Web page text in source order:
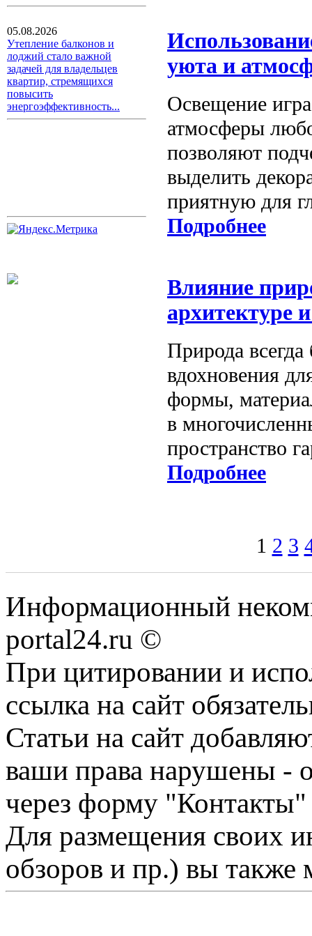
05.08.2026
Утепление балконов и
лоджий стало важной
задачей для владельцев
квартир, стремящихся
повысить
энергоэффективность...
уюта и
Освещение
атмосферы
позволяют
выделить
приятную для
Подробнее
Влияние
архитектуре
Природа
вдохновения
формы,
в
пространство
Подробнее
1 2 3
Информационный
portal24.ru ©
При цитировании и
ссылка на сайт
Статьи на сайт
ваши права нарушены -
через форму "Контакты"
Для размещения своих
обзоров и пр.) вы также